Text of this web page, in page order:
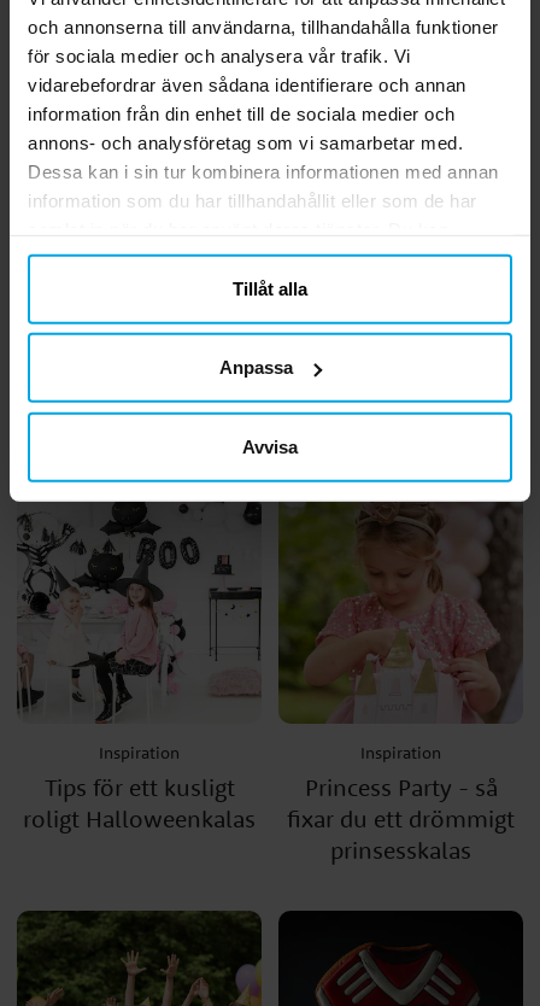
och annonserna till användarna, tillhandahålla funktioner
för sociala medier och analysera vår trafik. Vi
vidarebefordrar även sådana identifierare och annan
information från din enhet till de sociala medier och
annons- och analysföretag som vi samarbetar med.
Dessa kan i sin tur kombinera informationen med annan
information som du har tillhandahållit eller som de har
närsomhelst ändra ditt samtycke.
Tillåt alla
Anpassa
Avvisa
Inspiration
Överraska med ett
sjöjungfrukalas
Inspiration
Magiska idéer till Harry
Inspiration
Tips för ett kusligt
roligt Halloweenkalas
Inspiration
Princess Party - så
fixar du ett drömmigt
prinsesskalas